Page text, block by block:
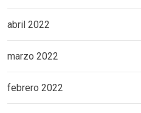
abril 2022
marzo 2022
febrero 2022